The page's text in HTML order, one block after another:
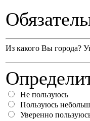
Из какого Вы города?
Не пользуюсь
Пользуюсь
Уверенно